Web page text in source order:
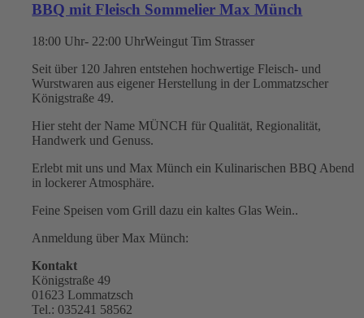
BBQ mit Fleisch Sommelier Max Münch
18:00 Uhr- 22:00 UhrWeingut Tim Strasser
Seit über 120 Jahren entstehen hochwertige Fleisch- und
Wurstwaren aus eigener Herstellung in der Lommatzscher
Königstraße 49.
Hier steht der Name MÜNCH für Qualität, Regionalität,
Handwerk und Genuss.
Erlebt mit uns und Max Münch ein Kulinarischen BBQ Abend
in lockerer Atmosphäre.
Feine Speisen vom Grill dazu ein kaltes Glas Wein..
Anmeldung über Max Münch:
Kontakt
Königstraße 49
01623 Lommatzsch
Tel.: 035241 58562